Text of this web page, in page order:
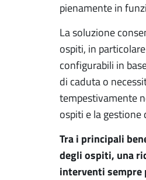
pienamente in
La soluzione
ospiti, in
configurabili in
di caduta o
tempestivamente
ospiti e la gestione
Tra i principali
degli ospiti, una
interventi sempre